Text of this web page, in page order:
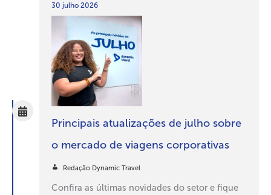
30 julho 2026
Principais atualizações de julho sobre
o mercado de viagens corporativas
Redação Dynamic Travel
Confira as últimas novidades do setor e fique